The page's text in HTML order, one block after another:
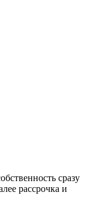
сразу
рассрочка и